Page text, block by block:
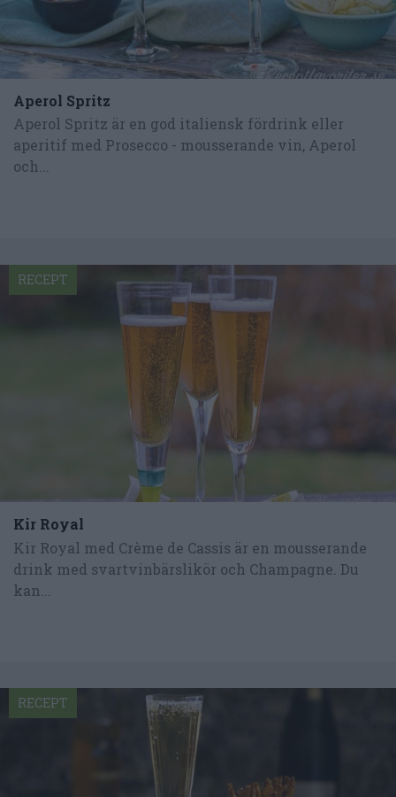
Aperol Spritz
Aperol Spritz är en god italiensk fördrink eller
aperitif med Prosecco - mousserande vin, Aperol
och...
Kir Royal
Kir Royal med Crème de Cassis är en mousserande
drink med svartvinbärslikör och Champagne. Du
kan...
RECEPT
RECEPT